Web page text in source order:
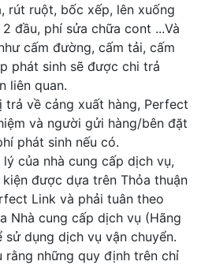
rút ruột, bốc xếp, lên xuống
đầu, phí sửa chữa cont ...Và
cấm đường, cấm tải, cấm
phát sinh sẽ được chi trả
liên quan.
trả về cảng xuất hàng, Perfect
và người gửi hàng/bên đặt
phát sinh nếu có.
của nhà cung cấp dịch vụ,
được dựa trên Thỏa thuận
Link và phải tuân theo
Nhà cung cấp dịch vụ (Hãng
dụng dịch vụ vận chuyển.
rằng những quy định trên chỉ